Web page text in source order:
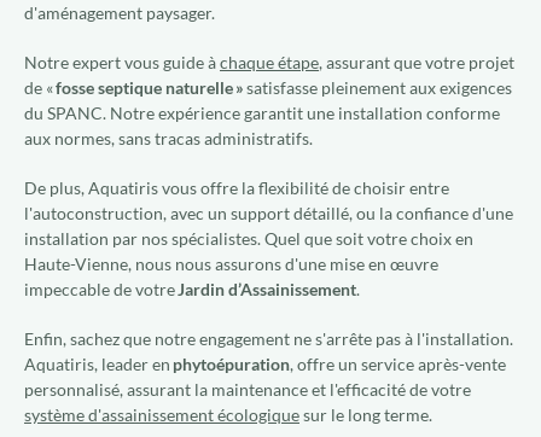
d'aménagement paysager.
Notre expert vous guide àchaque étape, assurant que votre projet
de «fosse septique naturelle »satisfasse pleinement aux exigences
du SPANC. Notre expérience garantit une installation conforme
aux normes, sans tracas administratifs.
De plus, Aquatiris vous offre la flexibilité de choisir entre
l'autoconstruction, avec un support détaillé, ou la confiance d'une
installation par nos spécialistes. Quel que soit votre choix en
Haute-Vienne, nous nous assurons d'une mise en œuvre
impeccable de votreJardin d’Assainissement.
Enfin, sachez que notre engagement ne s'arrête pas à l'installation.
Aquatiris, leader en phytoépuration, offre un service après-vente
personnalisé, assurant la maintenance et l'efficacité de votre
système d'assainissement écologiquesur le long terme.